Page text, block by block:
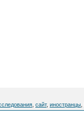
сайт, иностранцы